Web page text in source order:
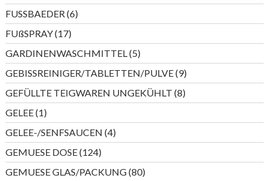
Produkte
FUSSBAEDER 66
Produkte
FUßSPRAY 1717
Produkte
GARDINENWASCHMITTEL 55
Produkte
GEBISSREINIGER/TABLETTEN/PULVE 99
Produkte
GEFÜLLTE TEIGWAREN UNGEKÜHLT 88
Produkte
GELEE 11
Produkt
GELEE-/SENFSAUCEN 44
Produkte
GEMUESE DOSE 124124
Produkte
GEMUESE GLAS/PACKUNG 8080